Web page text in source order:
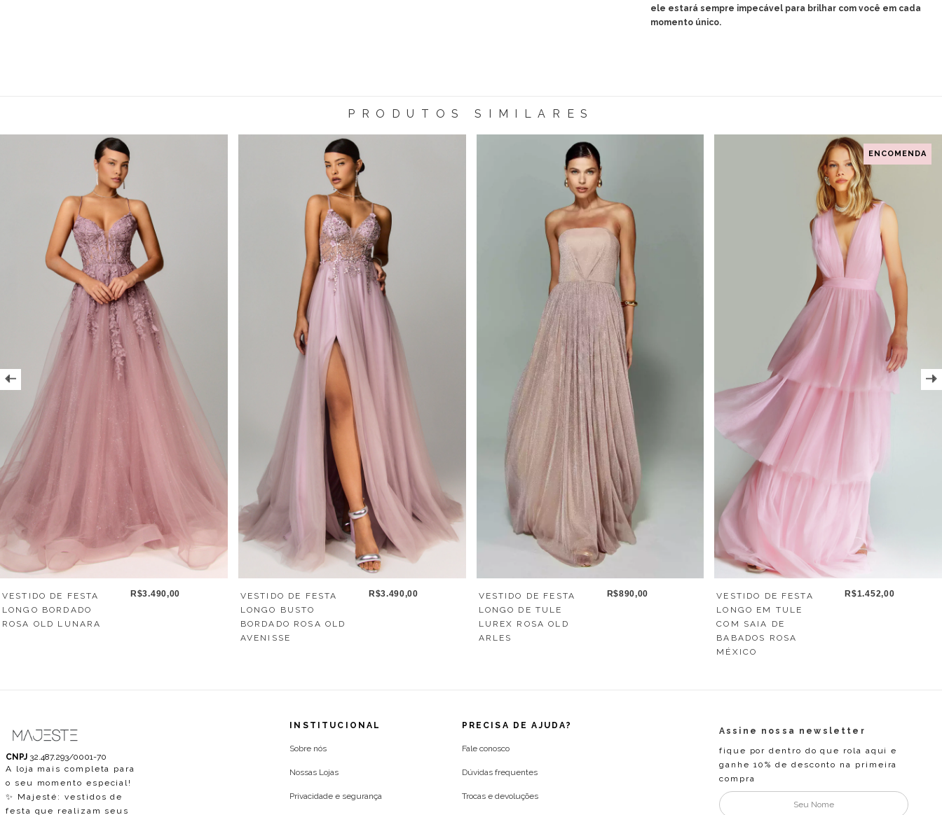
ele estará sempre impecável para brilhar com você em cada
momento único.
PRODUTOS SIMILARES
VESTIDO DE FESTA
LONGO BORDADO
ROSA OLD LUNARA
R$3.490,00
VESTIDO DE FESTA
LONGO BUSTO
BORDADO ROSA OLD
AVENISSE
R$3.490,00
VESTIDO DE FESTA
LONGO DE TULE
LUREX ROSA OLD
ARLES
R$890,00
ENCOMENDA
VESTIDO DE FESTA
LONGO EM TULE
COM SAIA DE
BABADOS ROSA
MÉXICO
R$1.452,00
CNPJ 32.487.293/0001-70
A loja mais completa para
o seu momento especial!
✨ Majesté: vestidos de
festa que realizam seus
INSTITUCIONAL
Sobre nós
Nossas Lojas
Privacidade e segurança
PRECISA DE AJUDA?
Fale conosco
Dúvidas frequentes
Trocas e devoluções
Assine nossa newsletter
fique por dentro do que rola aqui e
ganhe 10% de desconto na primeira
compra